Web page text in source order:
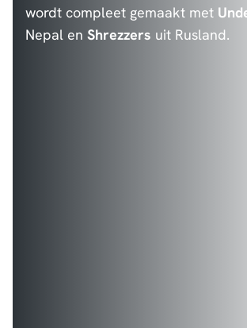
wordt compleet gemaakt met
Nepal en Shrezzers uit Rusland.